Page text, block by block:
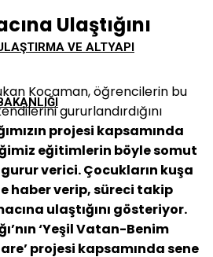
VE ALTYAPI
Ulaştığını
Kocaman, öğrencilerin bu
gururlandırdığını
projesi kapsamında
eğitimlerin böyle somut
gurur verici. Çocukların kuşa
haber verip, süreci takip
ulaştığını gösteriyor.
‘Yeşil Vatan-Benim
projesi kapsamında sene